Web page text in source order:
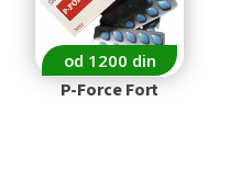
od 1200 din
P-Force Fort